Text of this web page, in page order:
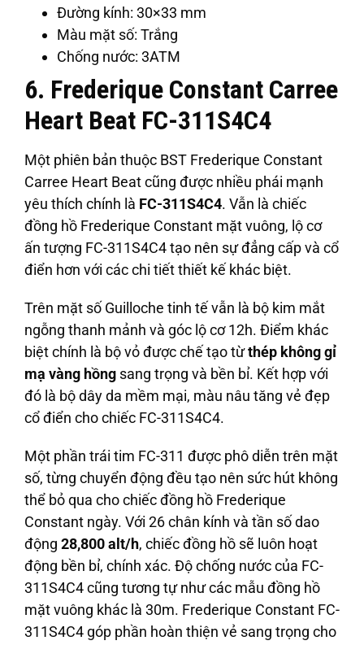
Đường kính: 30×33 mm
Màu mặt số: Trắng
Chống nước: 3ATM
6. Frederique Constant Carree
Heart Beat FC-311S4C4
Một phiên bản thuộc BST Frederique Constant
Carree Heart Beat cũng được nhiều phái mạnh
yêu thích chính là FC-311S4C4. Vẫn là chiếc
đồng hồ Frederique Constant mặt vuông, lộ cơ
ấn tượng FC-311S4C4 tạo nên sự đẳng cấp và cổ
điển hơn với các chi tiết thiết kế khác biệt.
Trên mặt số Guilloche tinh tế vẫn là bộ kim mắt
ngỗng thanh mảnh và góc lộ cơ 12h. Điểm khác
biệt chính là bộ vỏ được chế tạo từthép không gỉ
mạ vàng hồng sang trọng và bền bỉ. Kết hợp với
đó là bộ dây da mềm mại, màu nâu tăng vẻ đẹp
cổ điển cho chiếc FC-311S4C4.
Một phần trái tim FC-311 được phô diễn trên mặt
số, từng chuyển động đều tạo nên sức hút không
thể bỏ qua cho chiếc đồng hồ Frederique
Constant ngày. Với 26 chân kính và tần số dao
động 28,800 alt/h, chiếc đồng hồ sẽ luôn hoạt
động bền bỉ, chính xác. Độ chống nước của FC-
311S4C4 cũng tương tự như các mẫu đồng hồ
mặt vuông khác là 30m. Frederique Constant FC-
311S4C4 góp phần hoàn thiện vẻ sang trọng cho